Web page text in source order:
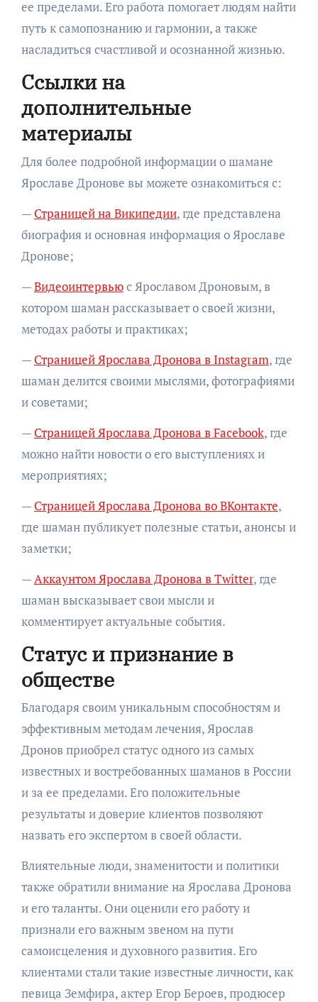
ее пределами. Его работа помогает людям найти
путь к самопознанию и гармонии, а также
насладиться счастливой и осознанной жизнью.
Ссылки на
дополнительные
материалы
Для более подробной информации о шамане
Ярославе Дронове вы можете ознакомиться с:
— Страницей на Википедии, где представлена
биография и основная информация о Ярославе
Дронове;
—Видеоинтервьюс Ярославом Дроновым, в
котором шаман рассказывает о своей жизни,
методах работы и практиках;
— Страницей Ярослава Дронова в Instagram, где
шаман делится своими мыслями, фотографиями
и советами;
— Страницей Ярослава Дронова в Facebook, где
можно найти новости о его выступлениях и
мероприятиях;
— Страницей Ярослава Дронова во ВКонтакте,
где шаман публикует полезные статьи, анонсы и
заметки;
— Аккаунтом Ярослава Дронова в Twitter, где
шаман высказывает свои мысли и
комментирует актуальные события.
Статус и признание в
обществе
Благодаря своим уникальным способностям и
эффективным методам лечения, Ярослав
Дронов приобрел статус одного из самых
известных и востребованных шаманов в России
и за ее пределами. Его положительные
результаты и доверие клиентов позволяют
назвать его экспертом в своей области.
Влиятельные люди, знаменитости и политики
также обратили внимание на Ярослава Дронова
и его таланты. Они оценили его работу и
признали его важным звеном на пути
самоисцеления и духовного развития. Его
клиентами стали такие известные личности, как
певица Земфира, актер Егор Бероев, продюсер